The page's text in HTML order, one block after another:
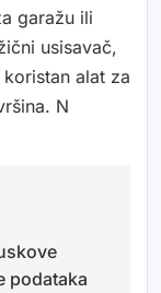
garažu ili
usisavač,
alat za
N
podataka